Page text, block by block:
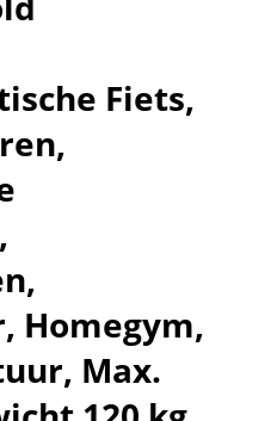
Fiets,
Homegym,
Max.